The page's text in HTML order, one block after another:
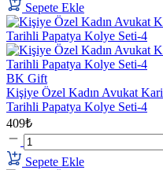
Sepete Ekle
BK Gift
Kişiye Özel Kadın Avukat
Tarihli Papatya Kolye Seti-4
409₺
Sepete Ekle